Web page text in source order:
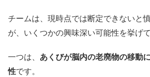
チームは、現時点では断定できないと
が、いくつかの興味深い可能性を挙げて
一つは、 あくびが脳内の老廃物の移動
性です。